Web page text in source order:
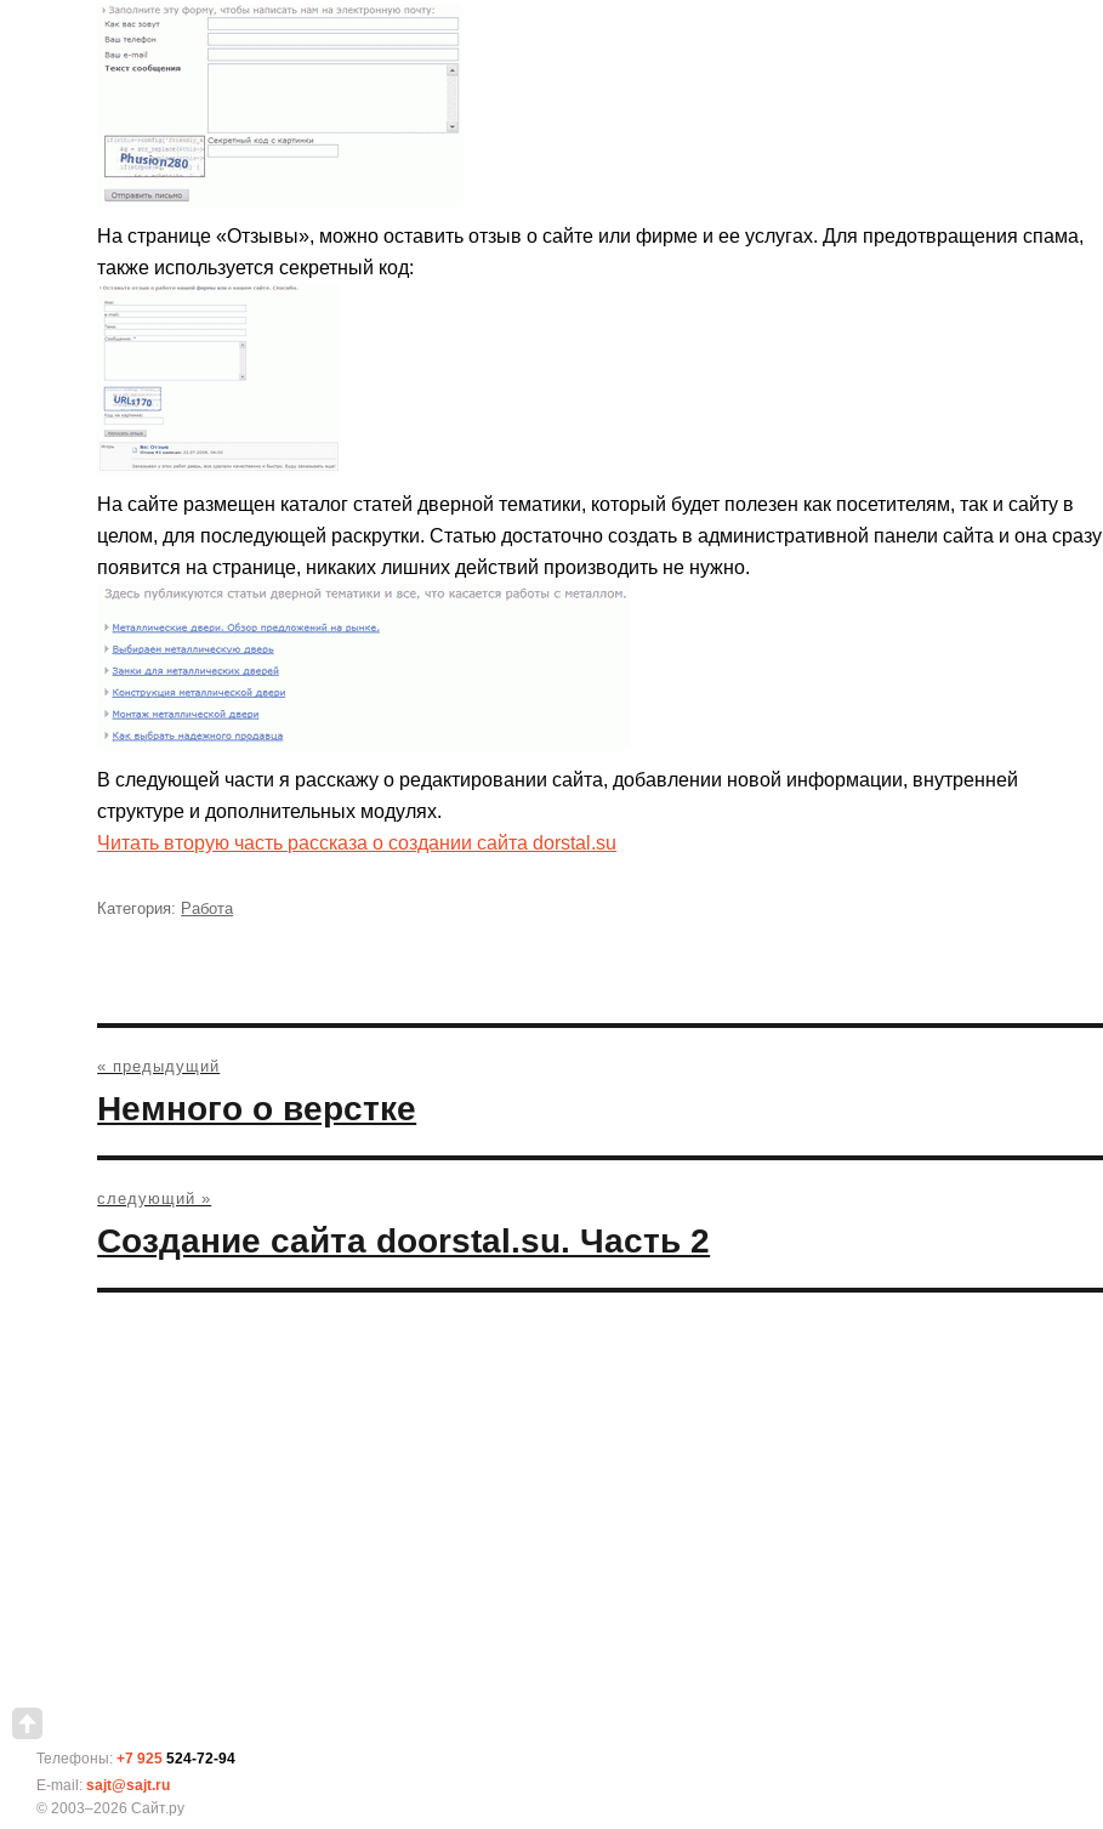
На странице «Отзывы», можно оставить отзыв о сайте или фирме и ее услугах. Для предотвращения спама,
также используется секретный код:
На сайте размещен каталог статей дверной тематики, который будет полезен как посетителям, так и сайту в
целом, для последующей раскрутки. Статью достаточно создать в административной панели сайта и она сразу
появится на странице, никаких лишних действий производить не нужно.
В следующей части я расскажу о редактировании сайта, добавлении новой информации, внутренней
структуре и дополнительных модулях.
Читать вторую часть рассказа о создании сайта dorstal.su
Категория: Рубрики
Работа
по
« предыдущий
Предыдущая
запись:
Немного о верстке
следующий »
Следующая
запись:
Создание сайта doorstal.su. Часть 2
Телефоны: +7 925 524-72-94
E-mail: sajt@sajt.ru
© 2003–2026 Сайт.ру